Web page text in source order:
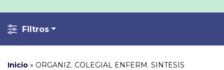
Filtros
Inicio » ORGANIZ. COLEGIAL ENFERM. SINTESIS